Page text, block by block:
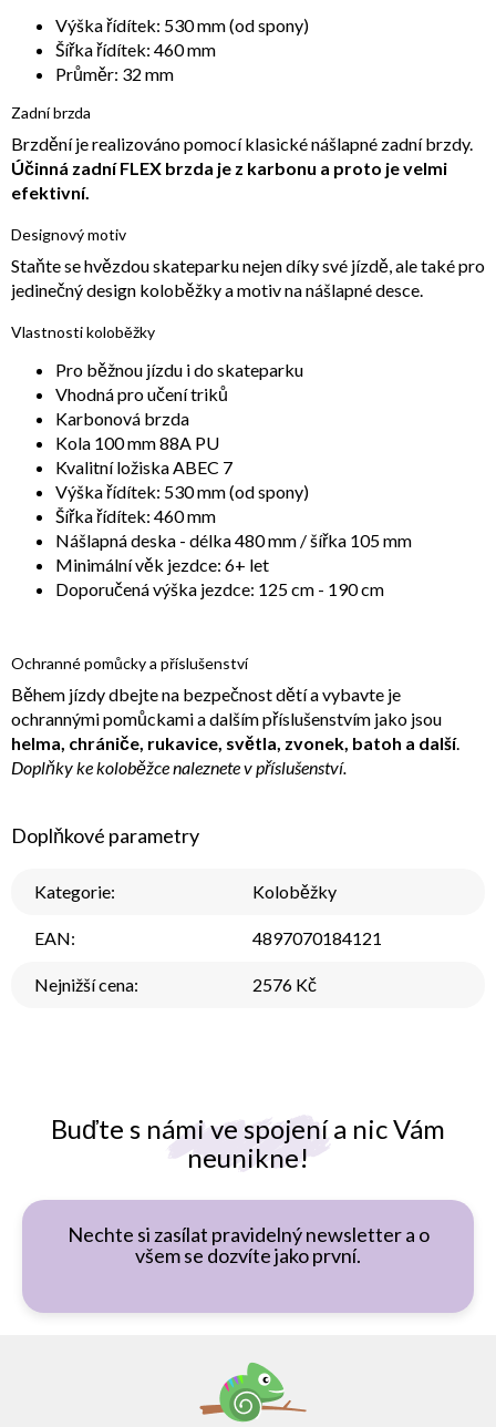
Buďte s námi ve spojení a nic Vám
neunikne!
Nechte si zasílat pravidelný newsletter a o
všem se dozvíte jako první.
Výška řídítek: 530 mm (od spony)
Šířka řídítek: 460 mm
Průměr: 32 mm
Zadní brzda
Brzdění je realizováno pomocí klasické nášlapné zadní brzdy.
Účinná zadní FLEX brzda je z karbonu a proto je velmi
efektivní.
Designový motiv
Staňte se hvězdou skateparku nejen díky své jízdě, ale také pro
jedinečný design koloběžky a motiv na nášlapné desce.
Vlastnosti koloběžky
Pro běžnou jízdu i do skateparku
Vhodná pro učení triků
Karbonová brzda
Kola 100 mm 88A PU
Kvalitní ložiska ABEC 7
Výška řídítek: 530 mm (od spony)
Šířka řídítek: 460 mm
Nášlapná deska - délka 480 mm / šířka 105 mm
Minimální věk jezdce: 6+ let
Doporučená výška jezdce: 125 cm - 190 cm
Ochranné pomůcky a příslušenství
Během jízdy dbejte na bezpečnost dětí a vybavte je
ochrannými pomůckami a dalším příslušenstvím jako jsou
helma, chrániče, rukavice, světla, zvonek, batoh a další.
Doplňky ke koloběžce naleznete v příslušenství.
Doplňkové parametry
Kategorie: Koloběžky
EAN: 4897070184121
Nejnižší cena: 2576 Kč